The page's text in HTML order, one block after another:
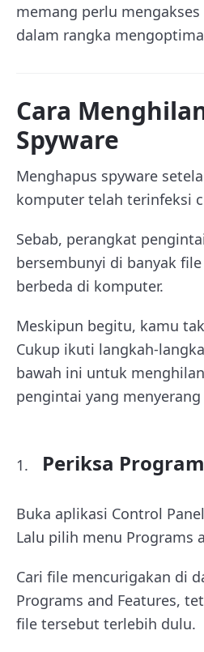
memang perlu
dalam rangka
Cara
Spyware
Menghapus spyware
komputer telah terinfeksi
Sebab, perangkat
bersembunyi di banyak
berbeda di komputer.
Meskipun begitu, kamu
Cukup ikuti langkah-
bawah ini untuk
pengintai yang
Periksa
Buka aplikasi Control
Lalu pilih menu Programs
Cari file mencurigakan di
Programs and Features,
file tersebut terlebih dulu.